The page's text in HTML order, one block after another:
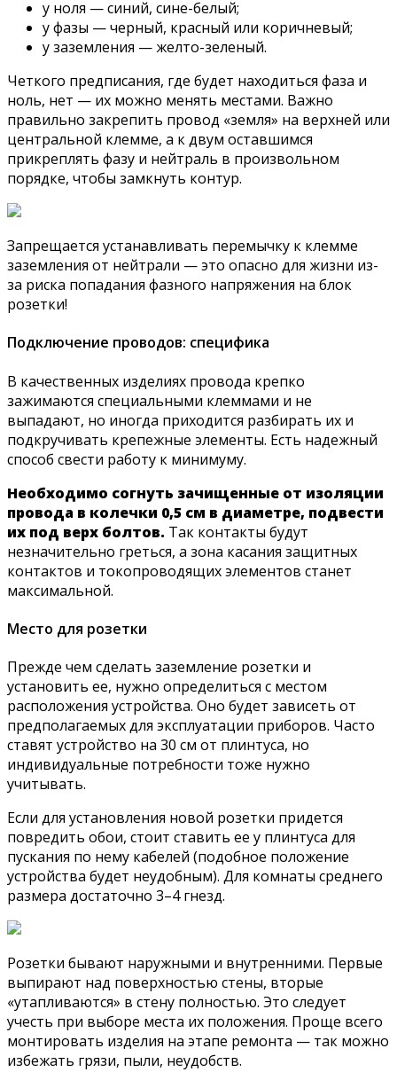
у ноля — синий, сине-белый;
у фазы — черный, красный или коричневый;
у заземления — желто-зеленый.
Четкого предписания, где будет находиться фаза и
ноль, нет — их можно менять местами. Важно
правильно закрепить провод «земля» на верхней или
центральной клемме, а к двум оставшимся
прикреплять фазу и нейтраль в произвольном
порядке, чтобы замкнуть контур.
Запрещается устанавливать перемычку к клемме
заземления от нейтрали — это опасно для жизни из-
за риска попадания фазного напряжения на блок
розетки!
Подключение проводов: специфика
В качественных изделиях провода крепко
зажимаются специальными клеммами и не
выпадают, но иногда приходится разбирать их и
подкручивать крепежные элементы. Есть надежный
способ свести работу к минимуму.
Необходимо согнуть зачищенные от изоляции
провода в колечки 0,5 см в диаметре, подвести
их под верх болтов. Так контакты будут
незначительно греться, а зона касания защитных
контактов и токопроводящих элементов станет
максимальной.
Место для розетки
Прежде чем сделать заземление розетки и
установить ее, нужно определиться с местом
расположения устройства. Оно будет зависеть от
предполагаемых для эксплуатации приборов. Часто
ставят устройство на 30 см от плинтуса, но
индивидуальные потребности тоже нужно
учитывать.
Если для установления новой розетки придется
повредить обои, стоит ставить ее у плинтуса для
пускания по нему кабелей (подобное положение
устройства будет неудобным). Для комнаты среднего
размера достаточно 3–4 гнезд.
Розетки бывают наружными и внутренними. Первые
выпирают над поверхностью стены, вторые
«утапливаются» в стену полностью. Это следует
учесть при выборе места их положения. Проще всего
монтировать изделия на этапе ремонта — так можно
избежать грязи, пыли, неудобств.